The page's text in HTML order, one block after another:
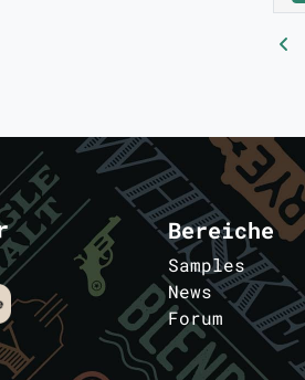
Bereiche
Samples
News
Forum